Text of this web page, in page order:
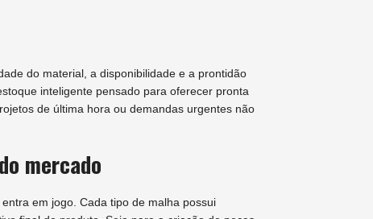
do material, a disponibilidade e a prontidão
inteligente pensado para oferecer pronta
de última hora ou demandas urgentes não
mercado
em jogo. Cada tipo de malha possui